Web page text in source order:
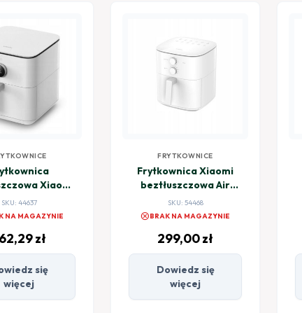
Xiaomi
Air Fryer 6.5L
biały
SKU: 44637
NA MAGAZYNIE
zł
się
więcej
FRYTKOWNICE
Frytkownica Xiaomi
beztłuszczowa Air
Fryer Essential 6L
SKU: 54468
cancelBRAK NA MAGAZYNIE
299,00zł
Dowiedz się
więcej